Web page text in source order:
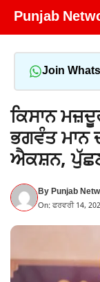
Skip
Punjab
Join
ਕਿਸਾਨ
ਭਗਵੰਤ ਮਾਨ
ਐਕਸ਼ਨ,
ByPunjab
On: ਫਰਵਰੀ 14,